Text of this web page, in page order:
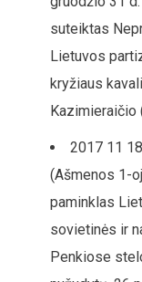
suteiktas
Lietuvos
kryžiaus
Kazimieraičio
2017 11
(Ašmenos 1-
paminklas
sovietinės ir
Penkiose